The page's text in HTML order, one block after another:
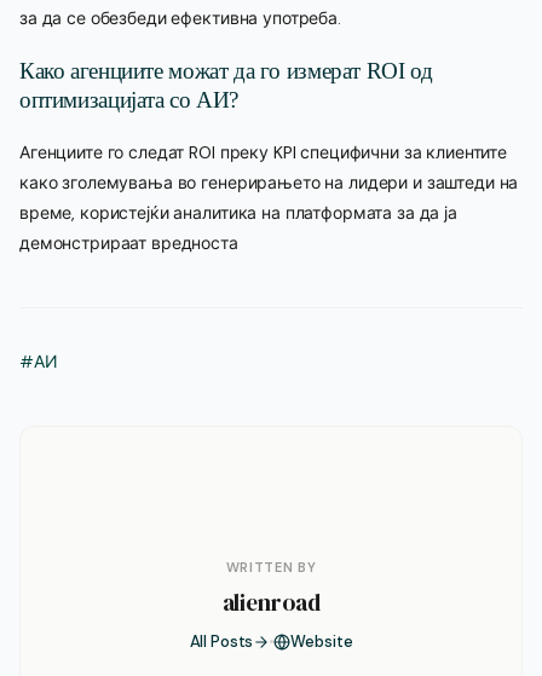
за да се обезбеди ефективна употреба.
Како агенциите можат да го измерат ROI од
оптимизацијата со АИ?
Агенциите го следат ROI преку KPI специфични за клиентите
како зголемувања во генерирањето на лидери и заштеди на
време, користејќи аналитика на платформата за да ја
демонстрираат вредноста
#АИ
WRITTEN BY
alienroad
All Posts Website